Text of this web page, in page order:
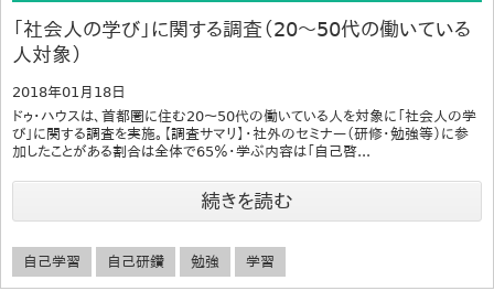
「社会人の学び」に関する調査（20～50代の働いている
人対象）
2018年01月18日
ドゥ・ハウスは、首都圏に住む20～50代の働いている人を対象に「社会人の学
び」に関する調査を実施。【調査サマリ】・社外のセミナー（研修・勉強等）に参
加したことがある割合は全体で65％・学ぶ内容は「自己啓...
続きを読む
自己学習 自己研鑽 勉強 学習